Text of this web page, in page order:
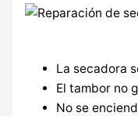
La secadora
El tambor no
No se